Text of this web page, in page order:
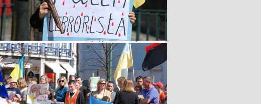
УГКЦ у Португалії
Розпорядок Богослужінь